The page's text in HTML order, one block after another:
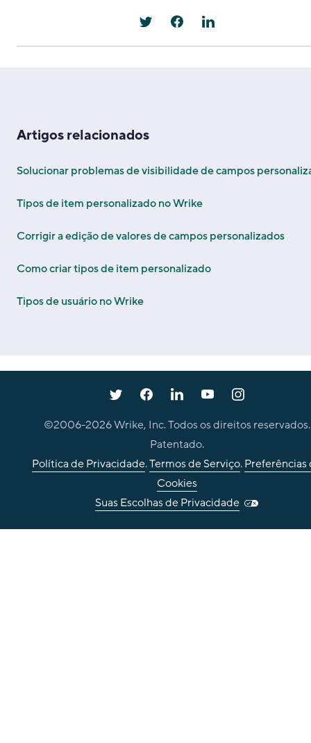
Artigos relacionados
Solucionar problemas de visibilidade de campos
Tipos de item personalizado no Wrike
Corrigir a edição de valores de campos personalizados
Como criar tipos de item personalizado
Tipos de usuário no Wrike
©2006-2026Wrike, Inc. Todos os direitos reservados.
Patentado.
Política de Privacidade.Termos de Serviço.Preferências
Cookies
Suas Escolhas de Privacidade